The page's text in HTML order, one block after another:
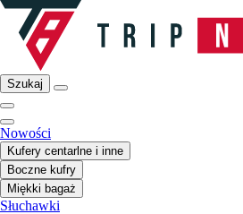
Szukaj
Nowości
Kufery centarlne i inne
Boczne kufry
Miękki bagaż
Słuchawki